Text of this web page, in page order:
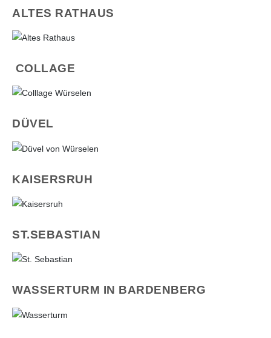
ALTES RATHAUS
COLLAGE
DÜVEL
KAISERSRUH
ST.SEBASTIAN
WASSERTURM IN BARDENBERG